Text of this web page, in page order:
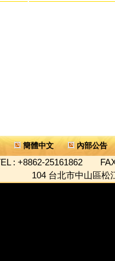
簡體中文 內部公告
25161862 FAX :
104 台北市中山